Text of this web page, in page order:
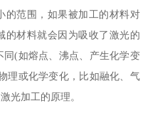
的范围，如果被加工的材料对
的材料就会因为吸收了激光的
(如熔点、沸点、产生化学变
理或化学变化，比如融化、气
光加工的原理。